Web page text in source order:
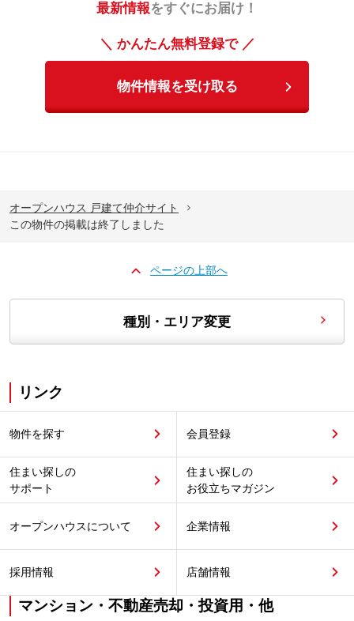
最新情報をすぐにお届け！
＼ かんたん無料登録で ／
物件情報を受け取る
オープンハウス 戸建て仲介サイト
この物件の掲載は終了しました
ページの上部へ
種別・エリア変更
リンク
物件を探す 会員登録
住まい探しの
サポート
住まい探しの
お役立ちマガジン
オープンハウスについて 企業情報
採用情報 店舗情報
マンション・不動産売却・投資用・他